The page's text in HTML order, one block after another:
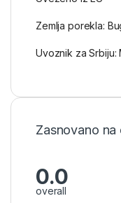
Zemlja porekla:
Uvoznik za Srbiju:
Zasnovano
0.0
overall